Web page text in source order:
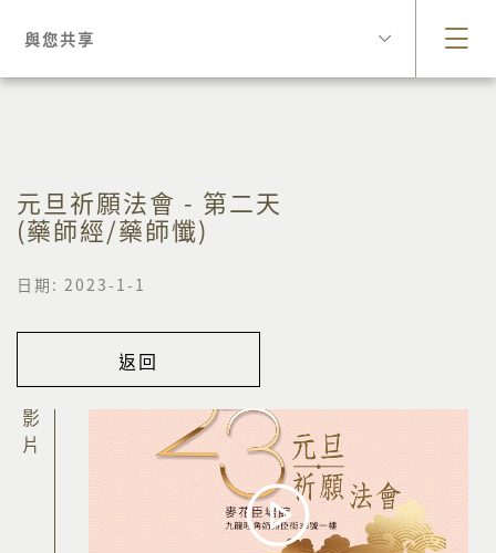
與您共享
元旦祈願法會 - 第二天
(藥師經/藥師懺)
日期: 2023-1-1
返回
影片